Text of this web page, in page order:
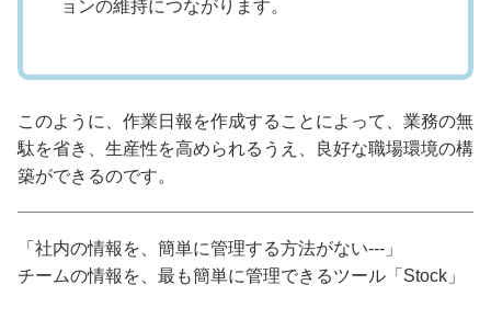
ョンの維持につながります。
このように、作業日報を作成することによって、業務の無
駄を省き、生産性を高められるうえ、良好な職場環境の構
築ができるのです。
「社内の情報を、簡単に管理する方法がない---」
チームの情報を、最も簡単に管理できるツール「Stock」